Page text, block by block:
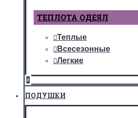
ТЕПЛОТА ОДЕЯЛ
Теплые
Всесезонные
Легкие
+
ПОДУШКИ